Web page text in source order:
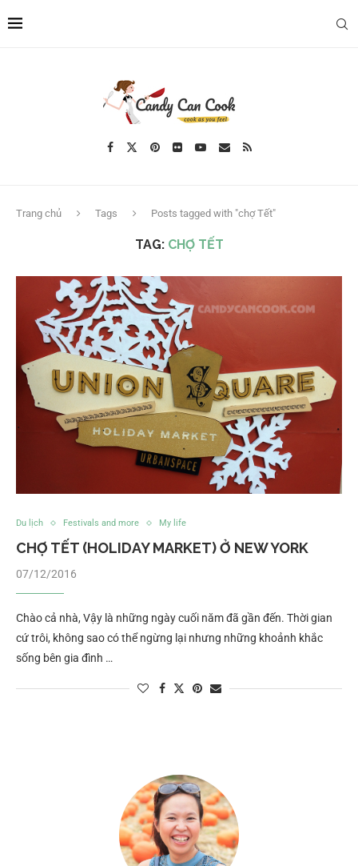
Trang chủ Tags Posts tagged with "chợ Tết"
TAG: CHỢ TẾT
Du lịch Festivals and more My life
CHỢ TẾT (HOLIDAY MARKET) Ở NEW YORK
07/12/2016
Chào cả nhà, Vậy là những ngày cuối năm đã gần đến. Thời gian
cứ trôi, không sao có thể ngừng lại nhưng những khoảnh khắc
sống bên gia đình …